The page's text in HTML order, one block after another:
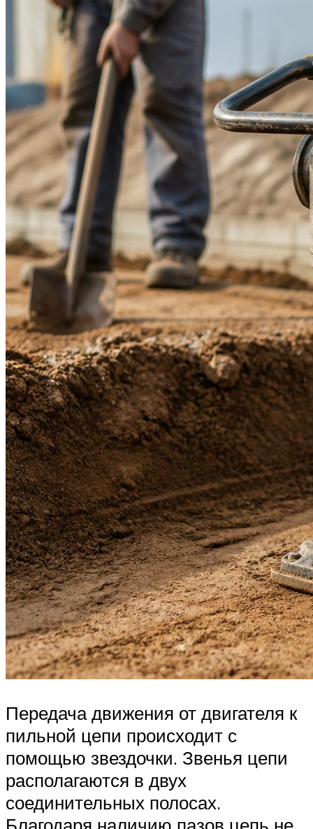
Передача движения от двигателя к
пильной цепи происходит с
помощью звездочки. Звенья цепи
располагаются в двух
соединительных полосах.